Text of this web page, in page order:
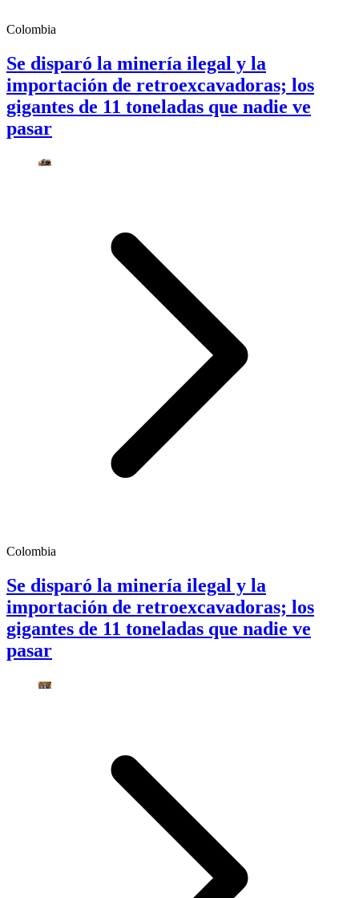
Colombia
Se disparó la minería ilegal y la
importación de retroexcavadoras; los
gigantes de 11 toneladas que nadie ve
pasar
Colombia
Se disparó la minería ilegal y la
importación de retroexcavadoras; los
gigantes de 11 toneladas que nadie ve
pasar